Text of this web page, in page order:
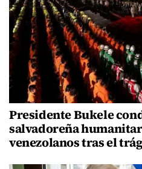
Presidente Bukele
salvadoreña
venezolanos tras el